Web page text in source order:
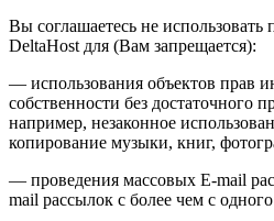
Вы соглашаетесь не использовать
DeltaHost для (Вам запрещается):
— использования объектов прав
собственности без достаточного
например, незаконное
копирование музыки, книг,
— проведения массовых E-mail
mail рассылок с более чем с